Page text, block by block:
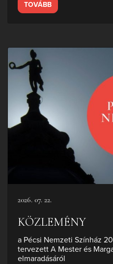
TOVÁBB
2026. 07. 22.
KÖZLEMÉNY
a Pécsi Nemzeti Színház
tervezett A Mester és
elmaradásáról